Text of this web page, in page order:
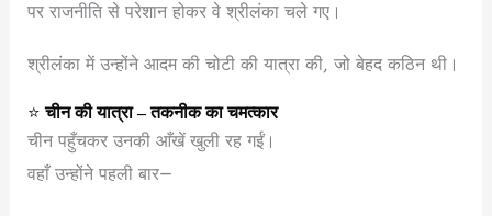
पर राजनीति से परेशान होकर वे श्रीलंका चले गए।
श्रीलंका में उन्होंने आदम की चोटी की यात्रा की, जो बेहद कठिन थी।
⭐चीन की यात्रा – तकनीक का चमत्कार
चीन पहुँचकर उनकी आँखें खुली रह गईं।
वहाँ उन्होंने पहली बार—